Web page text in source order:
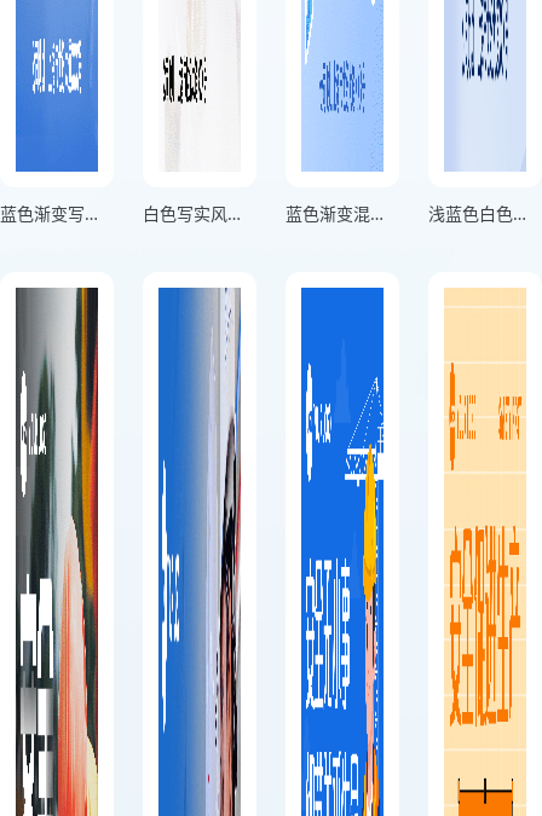
蓝色渐变写实风格实验室安全不容忽视竖版实验室安全提示宣传 白色写实风格实验室安全条例竖版实验室安全提示宣传海报 蓝色渐变混合风格实验室安全时刻牢记竖版实验室安全提示宣传海报 浅蓝色白色渐变混合风格严守实验规范守护安全底线正方形实验室安全提示宣传海报